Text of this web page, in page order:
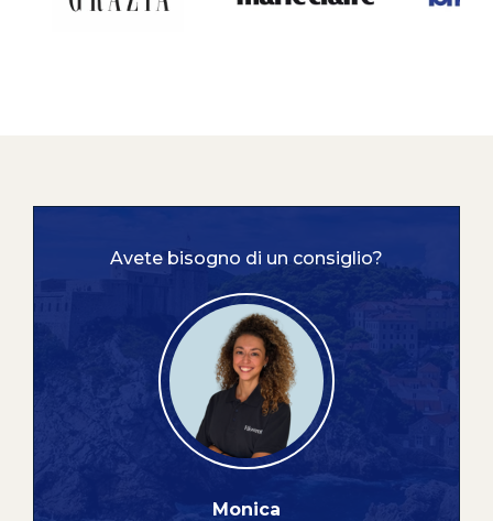
Avete bisogno di un consiglio?
Monica